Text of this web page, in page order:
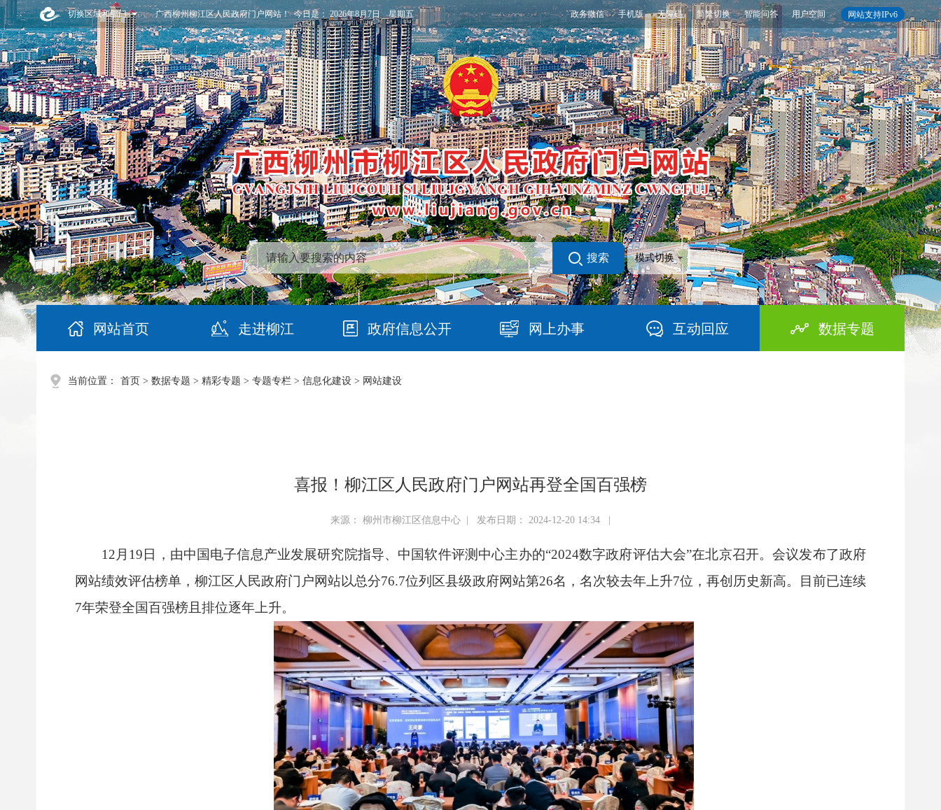
切换区域和部门 网站支持IPv6
政务微信 手机版 无障碍 简繁切换 智能问答 用户空间
广西柳州柳江区人民政府门户网站！ 今日是：2026年8月7日 星期五
搜索 模式切换
网站首页 走进柳江 政府信息公开 网上办事 互动回应 数据专题
当前位置： 首页 > 数据专题 > 精彩专题 > 专题专栏 > 信息化建设 > 网站建设
喜报！柳江区人民政府门户网站再登全国百强榜
来源： 柳州市柳江区信息中心 | 发布日期： 2024-12-20 14:34 |
12 月 19 日，由中国电子信息产业发展研究院指导、中国软件评测中心主办的“2024数字政府评估大会”在北京召开。会议发布了政府
网站绩效评估榜单，柳江区人民政府门户网站以总分76.7位列区县级政府网站第26名，名次较去年上升7位，再创历史新高。目前已连续
7年荣登全国百强榜且排位逐年上升。